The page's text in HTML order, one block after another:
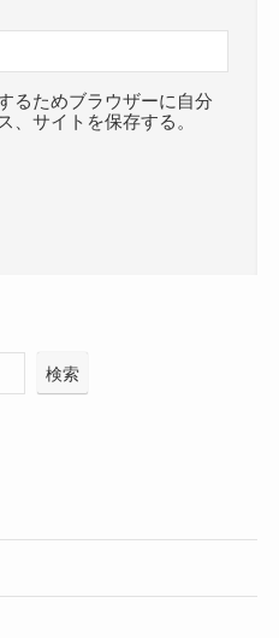
るためブラウザーに自分
、サイトを保存する。
検索